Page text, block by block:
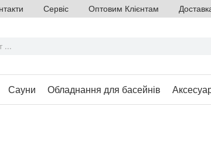
Сервіс Оптовим Клієнтам
Сауни Обладнання для басейнів